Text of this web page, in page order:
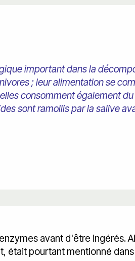
important dans la
; leur alimentation se
consomment également
sont ramollis par la salive
avant d'être ingérés.
était pourtant mentionné